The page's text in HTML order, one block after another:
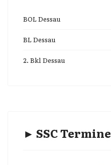
BOL Dessau
BL Dessau
2. Bkl Dessau
► SSC Termine